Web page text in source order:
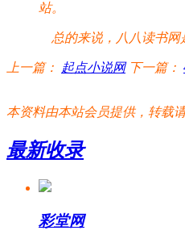
站。
总的来说，八八读书网
上一篇： 起点小说网 下一篇：
本资料由本站会员提供，转载
最新收录
彩堂网